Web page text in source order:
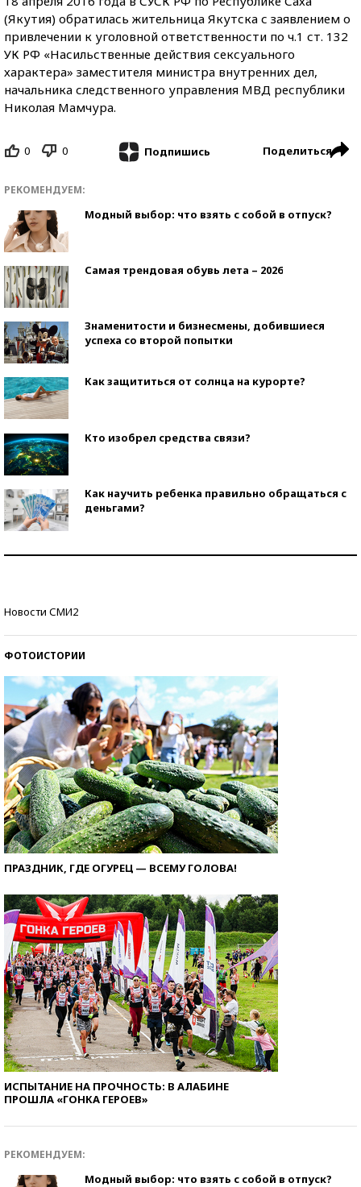
(Якутия) обратилась жительница Якутска с заявлением о
привлечении к уголовной ответственности по ч.1 ст. 132
УК РФ «Насильственные действия сексуального
характера» заместителя министра внутренних дел,
начальника следственного управления МВД республики
Николая Мамчура.
0 0 Подпишись Поделиться
РЕКОМЕНДУЕМ:
Модный выбор: что взять с собой в отпуск?
Самая трендовая обувь лета – 2026
Знаменитости и бизнесмены, добившиеся
успеха со второй попытки
Как защититься от солнца на курорте?
Кто изобрел средства связи?
Как научить ребенка правильно обращаться с
деньгами?
Новости СМИ2
ФОТОИСТОРИИ
ПРАЗДНИК, ГДЕ ОГУРЕЦ — ВСЕМУ ГОЛОВА!
ИСПЫТАНИЕ НА ПРОЧНОСТЬ: В АЛАБИНЕ
ПРОШЛА «ГОНКА ГЕРОЕВ»
РЕКОМЕНДУЕМ:
Модный выбор: что взять с собой в отпуск?